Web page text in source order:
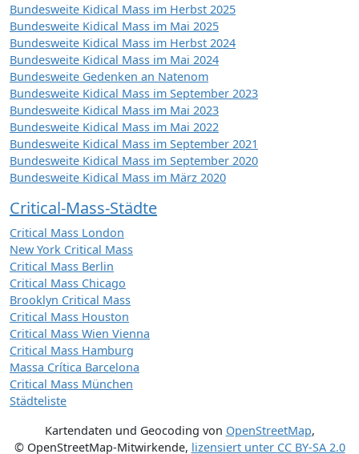
Bundesweite Kidical Mass im Herbst 2025
Bundesweite Kidical Mass im Mai 2025
Bundesweite Kidical Mass im Herbst 2024
Bundesweite Kidical Mass im Mai 2024
Bundesweite Gedenken an Natenom
Bundesweite Kidical Mass im September 2023
Bundesweite Kidical Mass im Mai 2023
Bundesweite Kidical Mass im Mai 2022
Bundesweite Kidical Mass im September 2021
Bundesweite Kidical Mass im September 2020
Bundesweite Kidical Mass im März 2020
Critical-Mass-Städte
Critical Mass London
New York Critical Mass
Critical Mass Berlin
Critical Mass Chicago
Brooklyn Critical Mass
Critical Mass Houston
Critical Mass Wien Vienna
Critical Mass Hamburg
Massa Crítica Barcelona
Critical Mass München
Städteliste
Kartendaten und Geocoding von OpenStreetMap,
© OpenStreetMap-Mitwirkende, lizensiert unter CC BY-SA 2.0